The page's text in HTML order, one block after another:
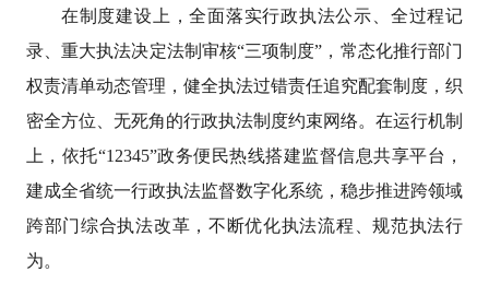
在制度建设上，全面落实行政执法公示、全过程记
录、重大执法决定法制审核“三项制度”，常态化推行部门
权责清单动态管理，健全执法过错责任追究配套制度，织
密全方位、无死角的行政执法制度约束网络。在运行机制
上，依托“12345”政务便民热线搭建监督信息共享平台，
建成全省统一行政执法监督数字化系统，稳步推进跨领域
跨部门综合执法改革，不断优化执法流程、规范执法行
为。